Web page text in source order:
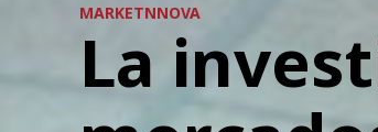
MARKETNNOVA
La